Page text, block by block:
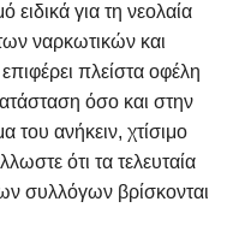
ειδικά για τη νεολαία
ναρκωτικών και
πλείστα οφέλη
όσο και στην
του ανήκειν, χτίσιμο
ότι τα τελευταία
συλλόγων βρίσκονται